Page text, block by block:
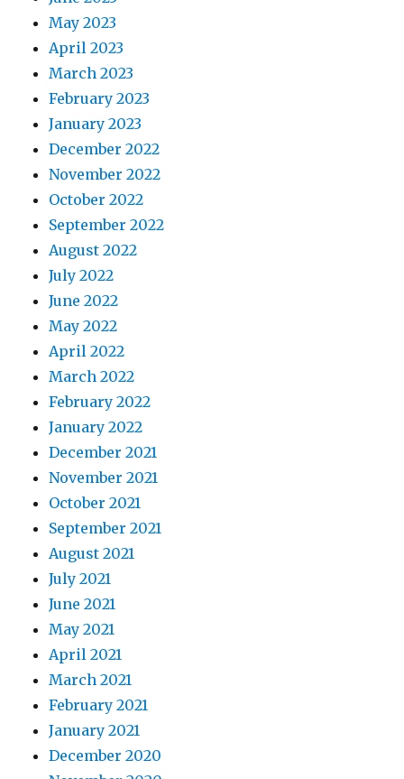
May 2023
April 2023
March 2023
February 2023
January 2023
December 2022
November 2022
October 2022
September 2022
August 2022
July 2022
June 2022
May 2022
April 2022
March 2022
February 2022
January 2022
December 2021
November 2021
October 2021
September 2021
August 2021
July 2021
June 2021
May 2021
April 2021
March 2021
February 2021
January 2021
December 2020